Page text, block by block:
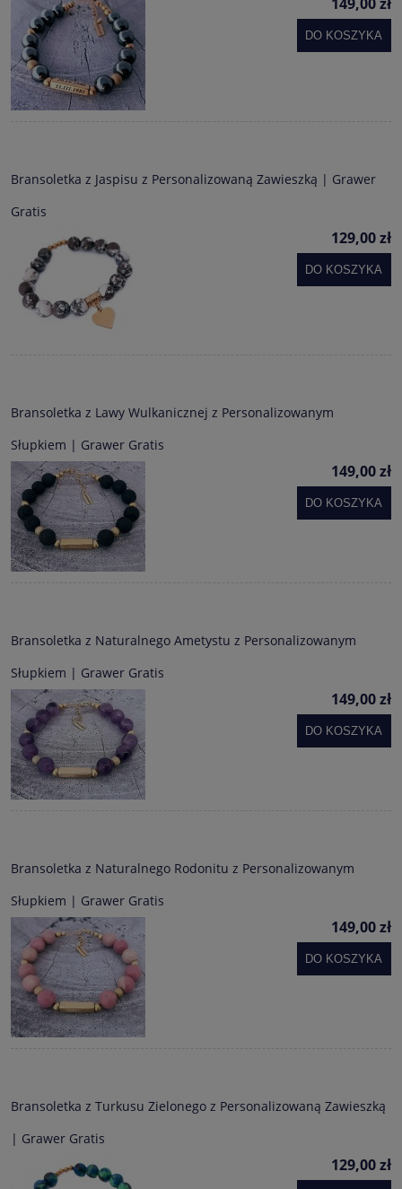
DO KOSZYKA
Bransoletka z Jaspisu z Personalizowaną Zawieszką | Grawer
Gratis
129,00 zł
DO KOSZYKA
Bransoletka z Lawy Wulkanicznej z Personalizowanym
Słupkiem | Grawer Gratis
149,00 zł
DO KOSZYKA
Bransoletka z Naturalnego Ametystu z Personalizowanym
Słupkiem | Grawer Gratis
149,00 zł
DO KOSZYKA
Bransoletka z Naturalnego Rodonitu z Personalizowanym
Słupkiem | Grawer Gratis
149,00 zł
DO KOSZYKA
Bransoletka z Turkusu Zielonego z Personalizowaną Zawieszką
| Grawer Gratis
129,00 zł